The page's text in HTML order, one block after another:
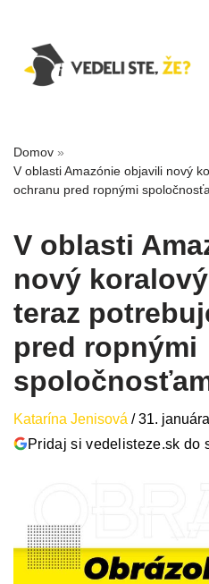
Domov »
V oblasti Amazónie objavili nový
ochranu pred ropnými
V oblasti
nový
teraz
pred ropnými
Katarína Jenisová /31.
Pridaj si vedelisteze.sk do